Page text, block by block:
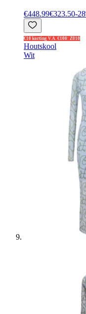
€448.99€323.50-28
€10 korting V.A. €100: Z010
Houtskool
Wit